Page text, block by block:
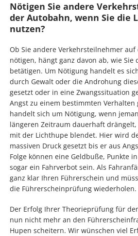
Nötigen Sie andere
der Autobahn, wenn Sie die
nutzen?
Ob Sie andere Verkehrsteilnehmer
nötigen, hängt ganz davon ab, wie Sie
betätigen. Um Nötigung handelt es
durch Gewalt oder die Androhung
gesetzt oder in eine Zwangssituation
Angst zu einem bestimmten Verhalten
handelt sich um Nötigung, wenn
längeren Zeitraum dauerhaft
mit der Lichthupe blendet. Hier wird
massiven Druck gesetzt bis er aus
Folge können eine Geldbuße, Punkte
sogar ein Fahrverbot sein. Als
ganz klar Ihren Führerschein und
die Führerscheinprüfung wiederholen.
Der Erfolg Ihrer Theorieprüfung für
nun nicht mehr an den
Hupen scheitern. Wir wünschen viel